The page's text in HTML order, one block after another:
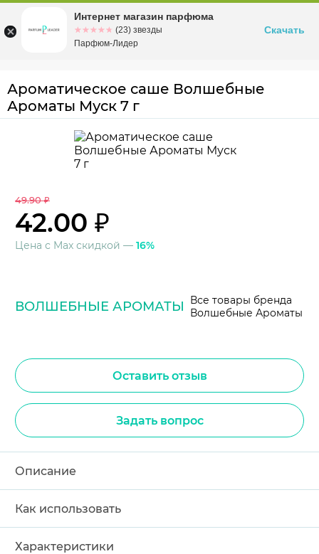
Омскул. Заозерная, 11, к. 1
Ароматическое саше Волшебные
Ароматы Муск 7 г
49.90 ₽
42.00 ₽
Цена с Max скидкой — 16%
ВОЛШЕБНЫЕ АРОМАТЫ
Все товары бренда
Волшебные Ароматы
Оставить отзыв
Задать вопрос
Описание
Как использовать
Характеристики
Интернет магазин парфюма
☆☆☆☆☆
★★★★★ (23) звезды
Парфюм-Лидер
Скачать